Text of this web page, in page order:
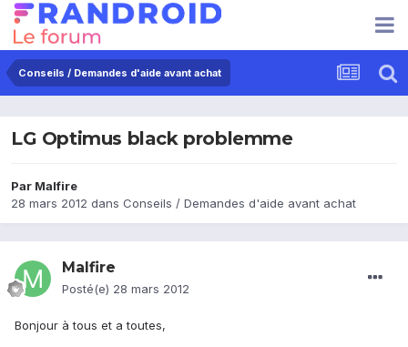
Conseils / Demandes d'aide avant achat
LG Optimus black problemme
Par Malfire
28 mars 2012 dans Conseils / Demandes d'aide avant achat
Malfire
Posté(e) 28 mars 2012
Bonjour à tous et a toutes,